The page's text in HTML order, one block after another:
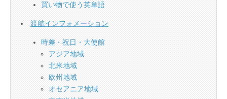
買い物で使う英単語
渡航インフォメーション
時差・祝日・大使館
アジア地域
北米地域
欧州地域
オセアニア地域